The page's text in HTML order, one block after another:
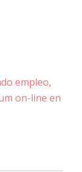
empleo,
on-line en